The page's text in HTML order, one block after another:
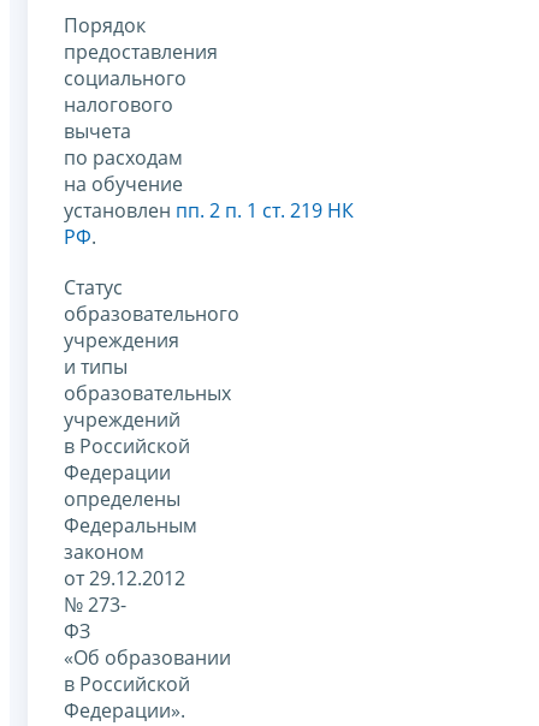
Порядок
предоставления
социального
налогового
вычета
по расходам
на обучение
установлен пп. 2 п. 1 ст. 219 НК
РФ.
Статус
образовательного
учреждения
и типы
образовательных
учреждений
в Российской
Федерации
определены
Федеральным
законом
от 29.12.2012
№ 273-
ФЗ
«Об образовании
в Российской
Федерации».